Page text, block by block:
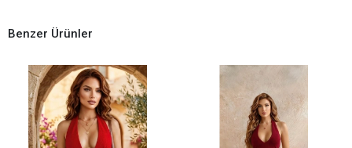
Benzer Ürünler